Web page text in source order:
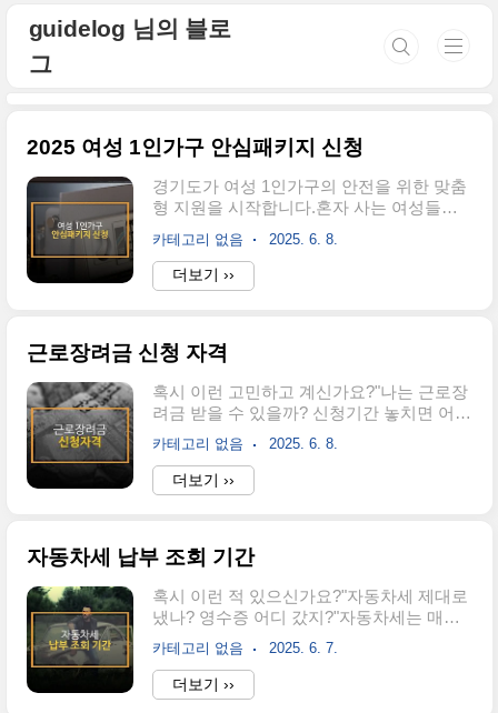
guidelog 님의 블로
그
2025 여성 1인가구 안심패키지 신청
경기도가 여성 1인가구의 안전을 위한 맞춤
형 지원을 시작합니다.혼자 사는 여성들의
안전한 주거환경 조성을 위해 스마트 안전
장비 패키지를 무료로 지원하는 사업이 바
로 ‘여성 1인가구 안심패키지 보급 지원’입
니다.2025년에는 더 많은 대상을 포함하여
을 위한 맞춤형 지원이번 지원사업은 범죄
확보를 목적으로 하고 있습니다.창문잠금장
치, 스마트 문열림센서 등 다양한 안전장비
가 포함된 안심패키지를 각 가정에 배송해
드립니다.지원을 통해 보다 안전한 주거환
경을 갖출 수 있습니다.시·군별로 품목 구성
카테고리 없음 2025. 6. 8.
더보기 ››
근로장려금 신청 자격
혹시 이런 고민하고 계신가요?"나는 근로장
려금 받을 수 있을까? 신청기간 놓치면 어쩌
지?"매년 수많은 분들이 놓치지 않고 신청하
는 복지제도가 바로 근로장려금입니다.이
글 하나로 2025 근로장려금의 신청기간, 자
격조건, 신청방법, 지급일정을 깔끔하게 정
접 현금을 지원하는 제도입니다.근로 의욕
원🚀 요건만 충족하면 꽤 큰 금액의 장려금
을 받을 수 있는 실질적 복지 혜택입니다!📅
2025 근로장려금 신청기간✅ 정기 신청
(2024년 소득 기준)신청 기간: 2025년 5월 1
일 ~ 6월 2일지급 예정: 2025년 9월 말✅ 반
카테고리 없음 2025. 6. 8.
더보기 ››
자동차세 납부 조회 기간
혹시 이런 적 있으신가요?"자동차세 제대로
냈나? 영수증 어디 갔지?"자동차세는 매년
정기적으로 납부해야 하는 세금이지만, 깜
빡하거나 조회 방법을 몰라서 불편할 때가
많습니다.납부 여부 확인부터 조회, 납부 확
인서 발급 방법까지 지금 바로 깔끔하게 알
카테고리 없음 2025. 6. 7.
더보기 ››